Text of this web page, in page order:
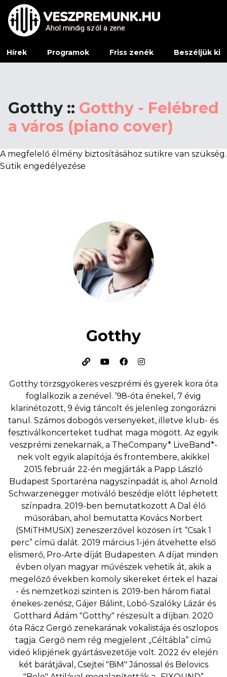
Ahol mindig szól a zene
Ahol mindig szól a zene
Hírek Programok Friss zenék Beszéljük ki
Gotthy :: Gotthy - Felébred
a város (piano cover)
A megfelelő élmény biztosításához sütikre van szükség.
Sütik engedélyezése
Gotthy
Gotthy törzsgyökeres veszprémi és gyerek kora óta
foglalkozik a zenével. ’98-óta énekel, 7 évig
klarinétozott, 9 évig táncolt és jelenleg zongorázni
tanul. Számos dobogós versenyeket, illetve klub- és
fesztiválkoncerteket tudhat maga mögött. Az egyik
veszprémi zenekarnak, a TheCompany* LiveBand*-
nek volt egyik alapítója és frontembere, akikkel
2015 február 22-én megjárták a Papp László
Budapest Sportaréna nagyszínpadát is, ahol Arnold
Schwarzenegger motiváló beszédje előtt léphetett
színpadra. 2019-ben bemutatkozott A Dal élő
műsorában, ahol bemutatta Kovács Norbert
(SMiTHMUSiX) zeneszerzővel közösen írt “Csak 1
perc” című dalát. 2019 március 1-jén átvehette első
elismerő, Pro-Arte díját Budapesten. A díjat minden
évben olyan magyar művészek vehetik át, akik a
megelőző években komoly sikereket értek el hazai
- és nemzetközi szinten is. 2019-ben három fiatal
énekes-zenész, Gájer Bálint, Lobó-Szalóky Lázár és
Gotthard Ádám "Gotthy" részesült a díjban. 2020
óta Rácz Gergő zenekarának vokalistája és oszlopos
tagja. Gergő nem rég megjelent „Céltábla” című
videó klipjének gyártásvezetője volt. 2022 év elején
két barátjával, Csejtei "BiM" Jánossal és Belovics